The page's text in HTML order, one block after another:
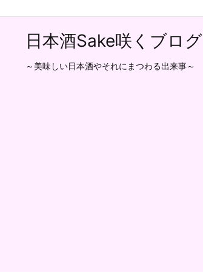
日本酒Sake咲くブログ
～美味しい日本酒やそれにまつわる出来事～